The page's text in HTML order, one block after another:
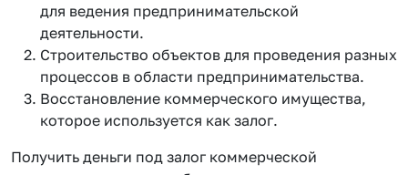
для ведения предпринимательской
деятельности.
Строительство объектов для проведения разных
процессов в области предпринимательства.
Восстановление коммерческого имущества,
которое используется как залог.
Получить деньги под залог коммерческой